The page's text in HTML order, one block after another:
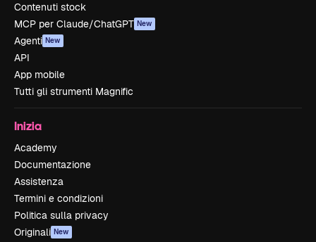
Contenuti stock
MCP per Claude/ChatGPT New
Agenti New
API
App mobile
Tutti gli strumenti Magnific
Inizia
Academy
Documentazione
Assistenza
Termini e condizioni
Politica sulla privacy
Originali New